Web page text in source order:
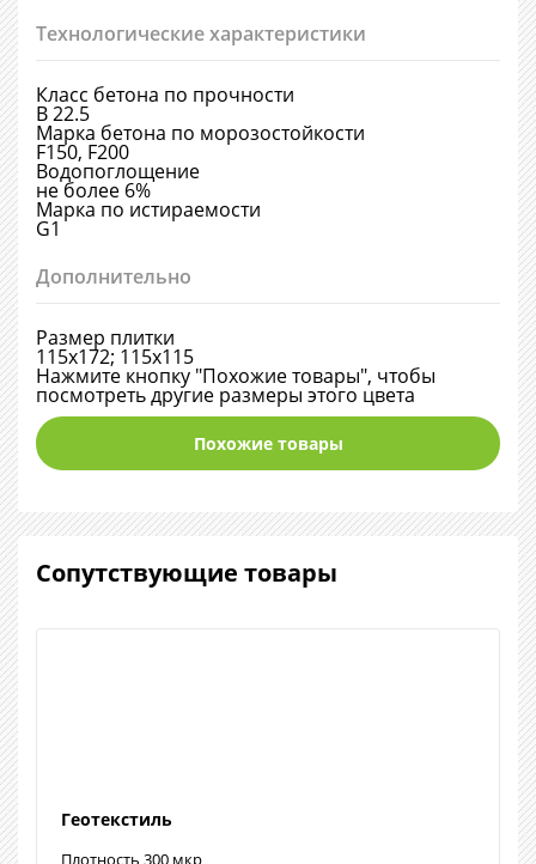
Технологические характеристики
Класс бетона по прочности
B 22.5
Марка бетона по морозостойкости
F150, F200
Водопоглощение
не более 6%
Марка по истираемости
G1
Дополнительно
Размер плитки
115х172; 115х115
Нажмите кнопку "Похожие товары", чтобы
посмотреть другие размеры этого цвета
Похожие товары
Сопутствующие товары
Геотекстиль
Плотность 300 мкр